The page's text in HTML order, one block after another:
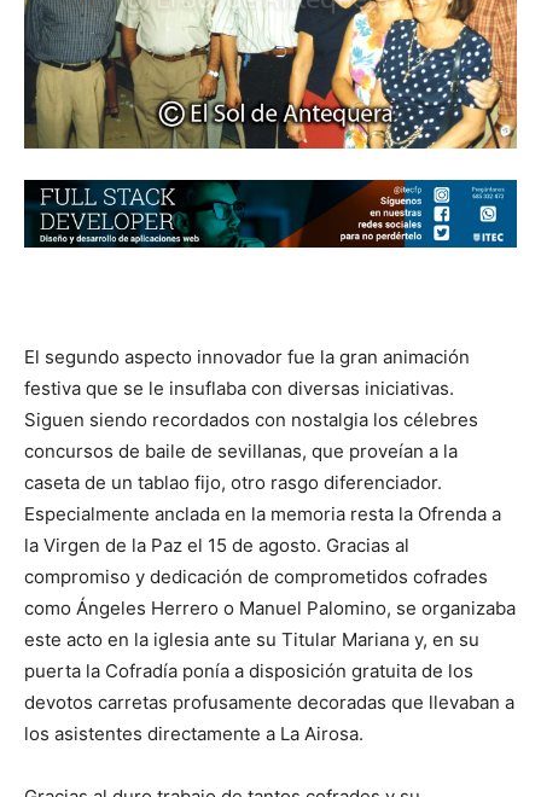
El segundo aspecto innovador fue la gran animación
festiva que se le insuflaba con diversas iniciativas.
Siguen siendo recordados con nostalgia los célebres
concursos de baile de sevillanas, que proveían a la
caseta de un tablao fijo, otro rasgo diferenciador.
Especialmente anclada en la memoria resta la Ofrenda a
la Virgen de la Paz el 15 de agosto. Gracias al
compromiso y dedicación de comprometidos cofrades
como Ángeles Herrero o Manuel Palomino, se organizaba
este acto en la iglesia ante su Titular Mariana y, en su
puerta la Cofradía ponía a disposición gratuita de los
devotos carretas profusamente decoradas que llevaban a
los asistentes directamente a La Airosa.